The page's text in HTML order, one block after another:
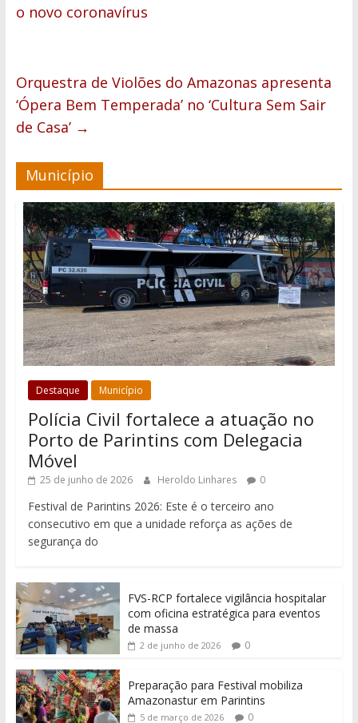
o novo coronavírus
Orquestra de Violões do Amazonas apresenta
‘Ópera Bem Temperada’ no ‘Cultura Sem Sair
de Casa’ →
Município
Destaque Município
Polícia Civil fortalece a atuação no
Porto de Parintins com Delegacia
Móvel
25 de junho de 2026 Heroldo Linhares 0
Festival de Parintins 2026: Este é o terceiro ano
consecutivo em que a unidade reforça as ações de
segurança do
FVS-RCP fortalece vigilância hospitalar
com oficina estratégica para eventos
de massa
2 de junho de 2026 0
Preparação para Festival mobiliza
Amazonastur em Parintins
5 de março de 2026 0